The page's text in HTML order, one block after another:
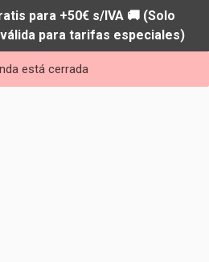
para +50€ s/IVA 🚚 (Solo
para tarifas especiales)
está cerrada